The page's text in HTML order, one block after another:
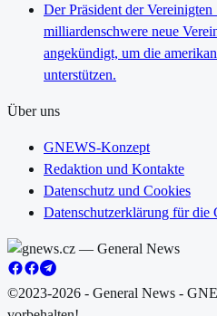
Der Präsident der
milliardenschwere neue
angekündigt, um die
unterstützen.
Über uns
GNEWS-Konzept
Redaktion und Kontakte
Datenschutz und Cookies
Datenschutzerklärung für die
©2023-2026 - General News -